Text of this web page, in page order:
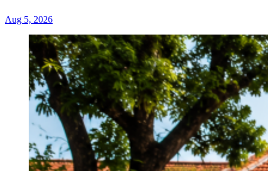
Aug 5, 2026